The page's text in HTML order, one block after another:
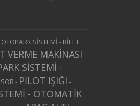
OTOPARK SİSTEMİ - BİLET
VERME MAKİNASI
SİSTEMİ -
- PİLOT IŞIĞI -
- OTOMATİK